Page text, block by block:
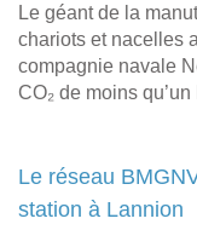
Le géant de la
chariots et nacelles
compagnie navale
CO₂ de moins
Le réseau
station à Lannion